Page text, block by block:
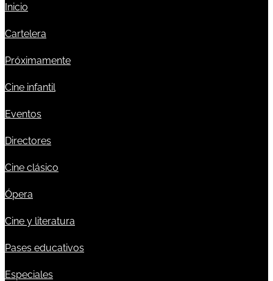
Inicio
Cartelera
Próximamente
Cine infantil
Eventos
Directores
Cine clásico
Ópera
Cine y literatura
Pases educativos
Especiales